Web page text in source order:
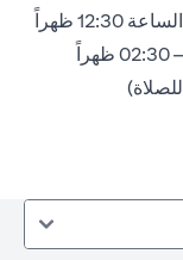
الساعة 12:30 ظهراً
– 02:30 ظهراً
للصلاة)